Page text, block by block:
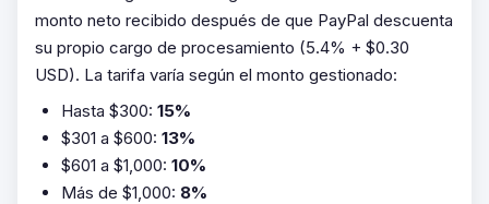
monto neto recibido después de que PayPal descuenta
su propio cargo de procesamiento (5.4% + $0.30
USD). La tarifa varía según el monto gestionado:
Hasta $300: 15%
$301 a $600: 13%
$601 a $1,000: 10%
Más de $1,000: 8%